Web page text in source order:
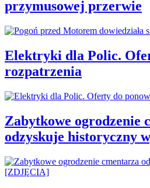
przymusowej przerwie
Elektryki dla Polic.
rozpatrzenia
Zabytkowe ogrodzenie
odzyskuje historyczny